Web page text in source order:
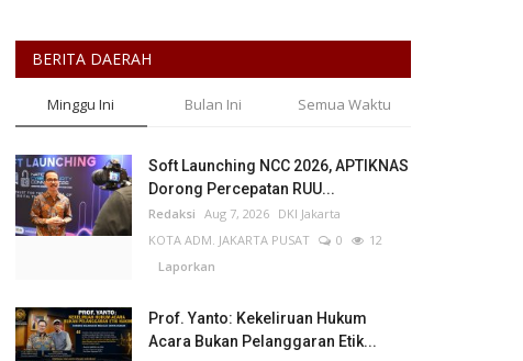
BERITA DAERAH
Minggu Ini Bulan Ini Semua Waktu
Soft Launching NCC 2026, APTIKNAS
Dorong Percepatan RUU...
Redaksi Aug 7, 2026 DKI Jakarta
KOTA ADM. JAKARTA PUSAT
0
12
Laporkan
Prof. Yanto: Kekeliruan Hukum
Acara Bukan Pelanggaran Etik...